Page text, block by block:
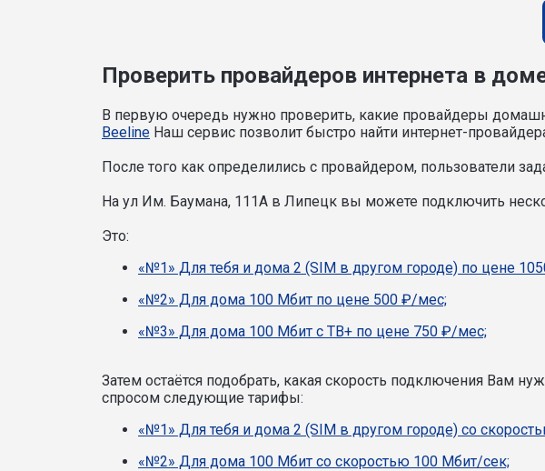
Проверить провайдеров интернета в
В первую очередь нужно проверить, какие провайдеры
Beeline Наш сервис позволит быстро найти интернет-
После того как определились с провайдером, пользователи
На ул Им. Баумана, 111А в Липецк вы можете подключить
Это:
«№1» Для тебя и дома 2 (SIM в другом городе) по цене
«№2» Для дома 100 Мбит по цене 500 ₽/мес;
«№3» Для дома 100 Мбит с ТВ+ по цене 750 ₽/мес;
Затем остаётся подобрать, какая скорость подключения Вам
спросом следующие тарифы:
«№1» Для тебя и дома 2 (SIM в другом городе) со
«№2» Для дома 100 Мбит со скоростью 100 Мбит/сек;